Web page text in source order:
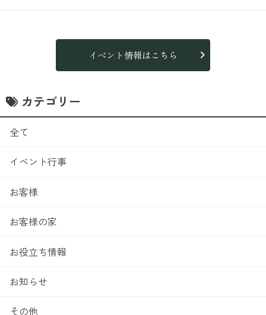
イベント情報はこちら
カテゴリー
全て
イベント行事
お客様
お客様の家
お役立ち情報
お知らせ
その他